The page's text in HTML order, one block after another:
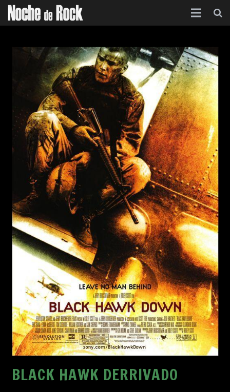
Categorías
Contacto
Acerca de
BLACK HAWK DERRIVADO